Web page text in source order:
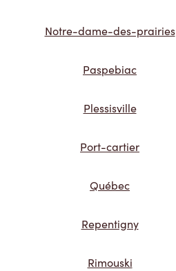
Notre-dame-des-prairies
Paspebiac
Plessisville
Port-cartier
Québec
Repentigny
Rimouski